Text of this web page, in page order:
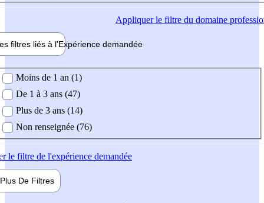
Appliquerle filtre du domaine
filtres liés à l'Expérience demandée
demandée
Moins de 1 an (1)
De 1 à 3 ans (47)
Plus de 3 ans (14)
Non renseignée (76)
le filtre de l'expérience demandée
Plus De Filtres